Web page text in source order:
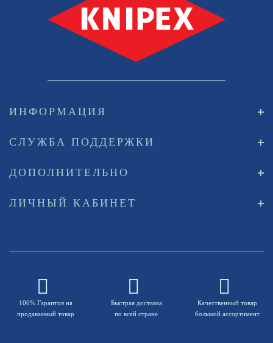
ИНФОРМАЦИЯ
СЛУЖБА ПОДДЕРЖКИ
ДОПОЛНИТЕЛЬНО
ЛИЧНЫЙ КАБИНЕТ
100% Гарантия на
продаваемый товар
Быстрая доставка
по всей стране
Качественный товар
большой ассортимент